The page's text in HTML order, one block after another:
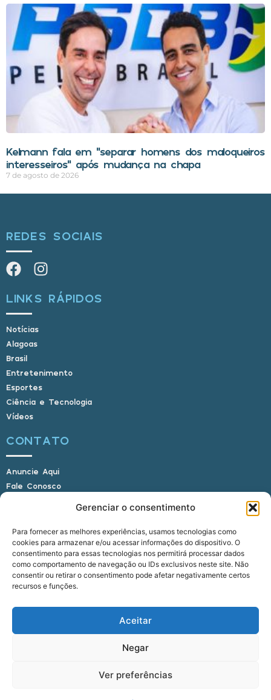
Gerenciar o consentimento
Para fornecer as melhores experiências, usamos tecnologias como
cookies para armazenar e/ou acessar informações do dispositivo. O
consentimento para essas tecnologias nos permitirá processar dados
como comportamento de navegação ou IDs exclusivos neste site. Não
consentir ou retirar o consentimento pode afetar negativamente certos
recursos e funções.
Aceitar
Negar
Ver preferências
Kelmann fala em “separar homens dos maloqueiros
interesseiros” após mudança na chapa
7 de agosto de 2026
REDES SOCIAIS
LINKS RÁPIDOS
Notícias
Alagoas
Brasil
Entretenimento
Esportes
Ciência e Tecnologia
Vídeos
CONTATO
Anuncie Aqui
Fale Conosco
E-mail: alagoasbrasilnoticias@gmail.com
Telefone: (82) 9 9691-0391 (Whatsapp)
Responsável Técnico: Crysthyan Carlos
Rua do Sau - Centro - Anadia - AL - CEP:
© 2022 - 2026 Alagoas Brasil Notícias. Todos os
direitos reservados.
fiveagência